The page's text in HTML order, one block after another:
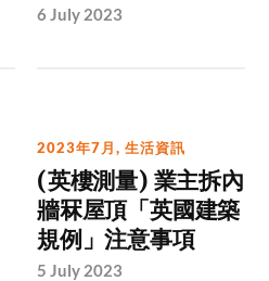
6 July 2023
2023年7月,生活資訊
(英樓測量) 業主拆內
牆冧屋頂「英國建築
規例」注意事項
5 July 2023